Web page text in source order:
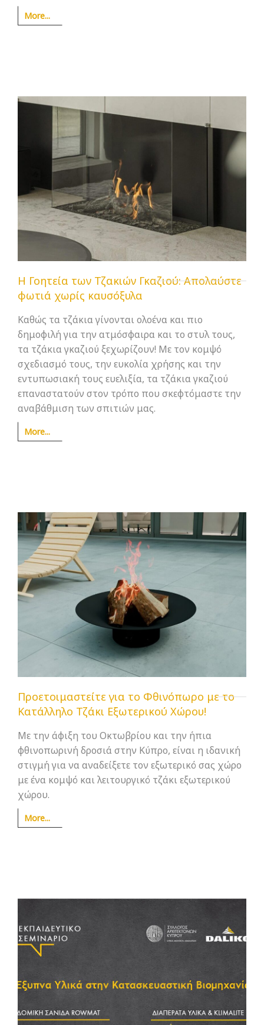
More...
Η Γοητεία των Τζακιών Γκαζιού: Απολαύστε
φωτιά χωρίς καυσόξυλα
Καθώς τα τζάκια γίνονται ολοένα και πιο
δημοφιλή για την ατμόσφαιρα και το στυλ τους,
τα τζάκια γκαζιού ξεχωρίζουν! Με τον κομψό
σχεδιασμό τους, την ευκολία χρήσης και την
εντυπωσιακή τους ευελιξία, τα τζάκια γκαζιού
επαναστατούν στον τρόπο που σκεφτόμαστε την
αναβάθμιση των σπιτιών μας.
More...
Προετοιμαστείτε για το Φθινόπωρο με το
Κατάλληλο Τζάκι Εξωτερικού Χώρου!
Με την άφιξη του Οκτωβρίου και την ήπια
φθινοπωρινή δροσιά στην Κύπρο, είναι η ιδανική
στιγμή για να αναδείξετε τον εξωτερικό σας χώρο
με ένα κομψό και λειτουργικό τζάκι εξωτερικού
χώρου.
More...